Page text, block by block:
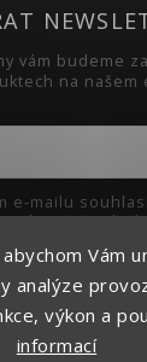
Vám
analýze
výkon a
informací
vám budeme
na našem
ochrany
Přihlásit se